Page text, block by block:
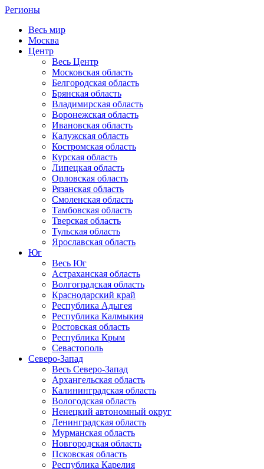
Регионы
Весь мир
Москва
Центр
Весь Центр
Московская область
Белгородская область
Брянская область
Владимирская область
Воронежская область
Ивановская область
Калужская область
Костромская область
Курская область
Липецкая область
Орловская область
Рязанская область
Смоленская область
Тамбовская область
Тверская область
Тульская область
Ярославская область
Юг
Весь Юг
Астраханская область
Волгоградская область
Краснодарский край
Республика Адыгея
Республика Калмыкия
Ростовская область
Республика Крым
Севастополь
Северо-Запад
Весь Северо-Запад
Архангельская область
Калининградская область
Вологодская область
Ненецкий автономный округ
Ленинградская область
Мурманская область
Новгородская область
Псковская область
Республика Карелия